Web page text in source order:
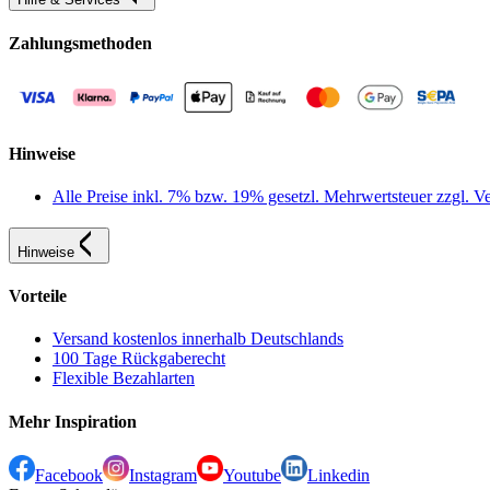
Zahlungsmethoden
Hinweise
Alle Preise inkl. 7% bzw. 19% gesetzl. Mehrwertsteuer zzgl.
Hinweise
Vorteile
Versand kostenlos innerhalb Deutschlands
100 Tage Rückgaberecht
Flexible Bezahlarten
Mehr Inspiration
Facebook Instagram Youtube
Linkedin